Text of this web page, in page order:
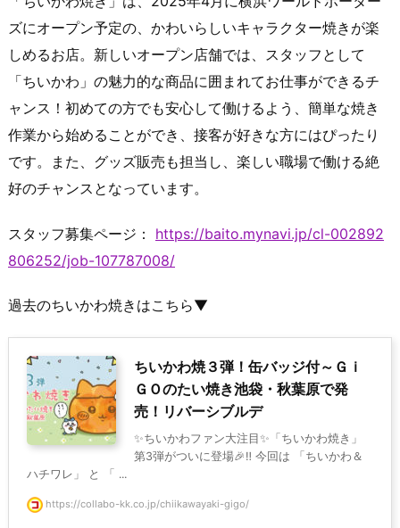
ズにオープン予定の、かわいらしいキャラクター焼きが楽
しめるお店。新しいオープン店舗では、スタッフとして
「ちいかわ」の魅力的な商品に囲まれてお仕事ができるチ
ャンス！初めての方でも安心して働けるよう、簡単な焼き
作業から始めることができ、接客が好きな方にはぴったり
です。また、グッズ販売も担当し、楽しい職場で働ける絶
好のチャンスとなっています。
スタッフ募集ページ：
https://baito.mynavi.jp/cl-002892
806252/job-107787008/
過去のちいかわ焼きはこちら▼
ちいかわ焼３弾！缶バッジ付～Ｇｉ
ＧＯのたい焼き池袋・秋葉原で発
売！リバーシブルデ
✨ちいかわファン大注目✨「ちいかわ焼き」
第3弾がついに登場🎉‼ 今回は 「ちいかわ＆
ハチワレ」 と 「 ...
https://collabo-kk.co.jp/chiikawayaki-gigo/